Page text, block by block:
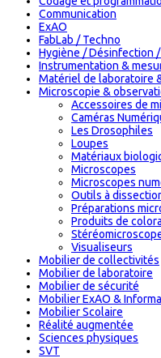
Communication
ExAO
FabLab / Techno
Hygiène / Désinfection
Instrumentation &
Matériel de laboratoire
Microscopie &
Accessoires de
Caméras
Les Drosophiles
Loupes
Matériaux
Microscopes
Microscopes
Outils à
Préparations
Produits de
Visualiseurs
Mobilier de collectivités
Mobilier de laboratoire
Mobilier de sécurité
Mobilier ExAO &
Mobilier Scolaire
Réalité augmentée
Sciences physiques
SVT